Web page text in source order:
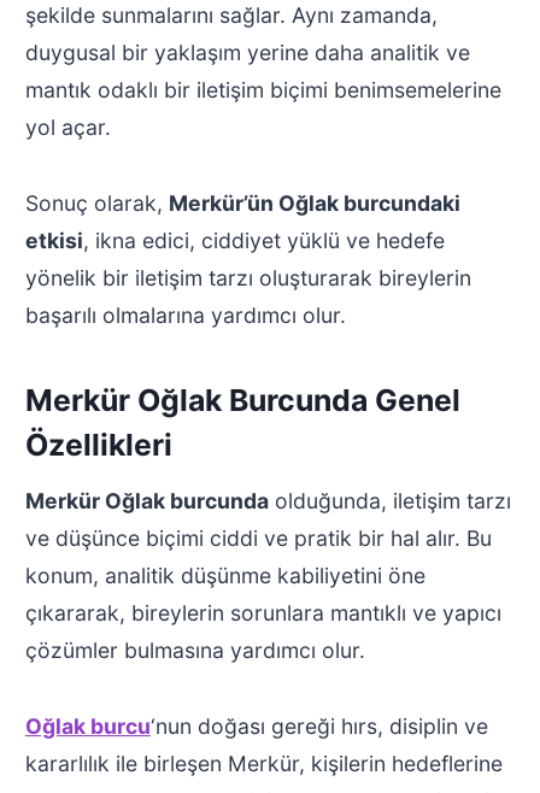
şekilde sunmalarını sağlar. Aynı zamanda,
duygusal bir yaklaşım yerine daha analitik ve
mantık odaklı bir iletişim biçimi benimsemelerine
yol açar.
Sonuç olarak, Merkür’ün Oğlak burcundaki
etkisi, ikna edici, ciddiyet yüklü ve hedefe
yönelik bir iletişim tarzı oluşturarak bireylerin
başarılı olmalarına yardımcı olur.
Merkür Oğlak Burcunda Genel
Özellikleri
Merkür Oğlak burcundaolduğunda, iletişim tarzı
ve düşünce biçimi ciddi ve pratik bir hal alır. Bu
konum, analitik düşünme kabiliyetini öne
çıkararak, bireylerin sorunlara mantıklı ve yapıcı
çözümler bulmasına yardımcı olur.
Oğlak burcu‘nun doğası gereği hırs, disiplin ve
kararlılık ile birleşen Merkür, kişilerin hedeflerine